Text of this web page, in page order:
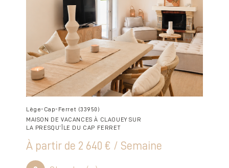
Lège-Cap-Ferret (33950)
MAISON DE VACANCES À CLAOUEY SUR
LA PRESQU’ÎLE DU CAP FERRET
À partir de 2 640 € / Semaine